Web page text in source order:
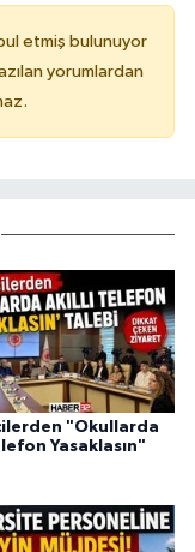
etmiş bulunuyor
yorumlardan
"Okullarda
Yasaklasın"